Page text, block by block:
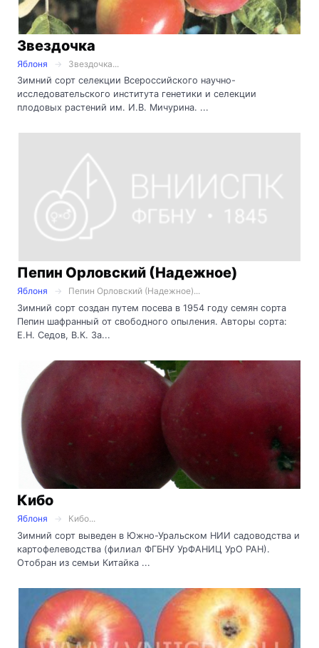
Звездочка
Яблоня
Звездочка...
Зимний сорт селекции Всероссийского научно-
исследовательского института генетики и селекции
плодовых растений им. И.В. Мичурина. ...
Пепин Орловский (Надежное)
Яблоня
Пепин Орловский (Надежное)...
Зимний сорт создан путем посева в 1954 году семян сорта
Пепин шафранный от свободного опыления. Авторы сорта:
Е.Н. Седов, В.К. За...
Кибо
Яблоня
Кибо...
Зимний сорт выведен в Южно-Уральском НИИ садоводства и
картофелеводства (филиал ФГБНУ УрФАНИЦ УрО РАН).
Отобран из семьи Китайка ...